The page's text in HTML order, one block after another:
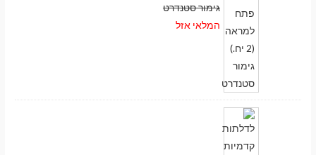
גימור סטנדרט
המלאי אזל